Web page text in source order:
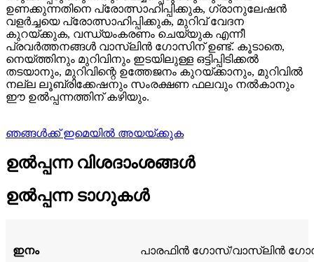
ഉണക്കുന്നതിനെ പ്രോത്സാഹിപ്പിക്കുക, ഗ്രാനുലേഷൻ
വളർച്ചയെ പ്രോത്സാഹിപ്പിക്കുക, മുറിവ് വേദന
കുറയ്ക്കുക, വന്ധ്യംകരണം ചെയ്യുക എന്നീ
പ്രവർത്തനങ്ങൾ വാസ്ലിൻ ഗോസിന് ഉണ്ട്. കൂടാതെ,
നെയ്ത്തിനും മുറിവിനും ഇടയിലുള്ള ഒട്ടിപ്പിടിക്കൽ
തടയാനും, മുറിവിന്റെ ഉത്തേജനം കുറയ്ക്കാനും, മുറിവിൽ
നല്ല ലൂബ്രിക്കേഷനും സംരക്ഷണ ഫലവും നൽകാനും
ഈ ഉൽപ്പന്നത്തിന് കഴിയും.
ഞങ്ങൾക്ക് ഇമെയിൽ അയയ്ക്കുക
ഉൽപ്പന്ന വിശദാംശങ്ങൾ
ഉൽപ്പന്ന ടാഗുകൾ
ഇനം പാരഫിൻ ഗോസ്/വാസ്ലിൻ